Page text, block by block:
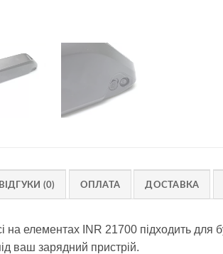
ВІДГУКИ (0) ОПЛАТА ДОСТАВКА
на елементах INR 21700 підходить для
ваш зарядний пристрій.